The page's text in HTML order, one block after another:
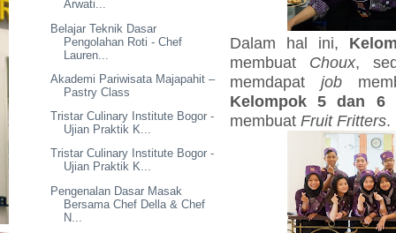
Arwati...
Belajar Teknik Dasar
Pengolahan Roti - Chef
Lauren...
Akademi Pariwisata Majapahit –
Pastry Class
Tristar Culinary Institute Bogor -
Ujian Praktik K...
Tristar Culinary Institute Bogor -
Ujian Praktik K...
Pengenalan Dasar Masak
Bersama Chef Della & Chef
N...
Dalam hal ini,
membuat Choux,
memdapatjob
Kelompok 5 dan 6
membuat Fruit Fritters.